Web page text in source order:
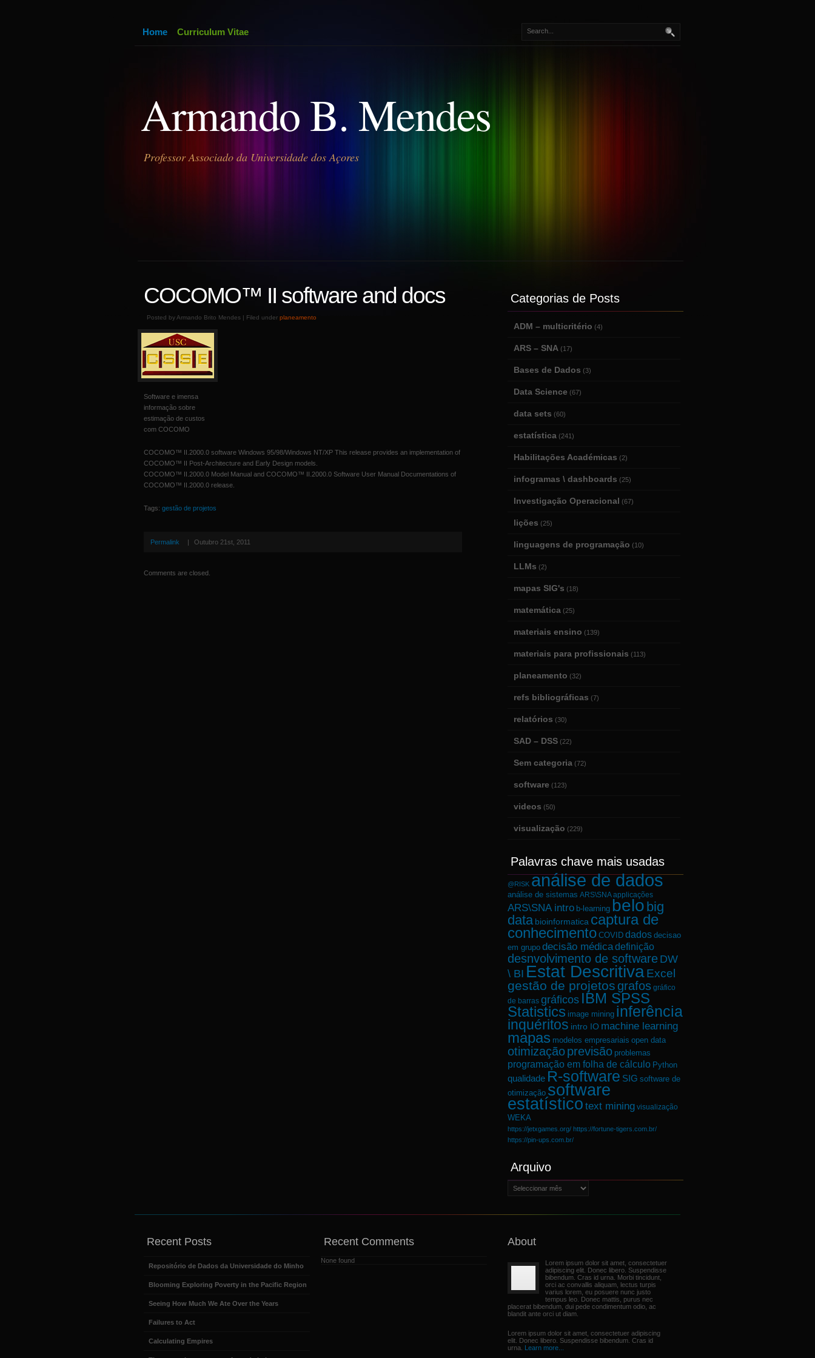
Armando B. Mendes
Professor Associado da Universidade dos Açores
Home Curriculum Vitae
COCOMO™ II software and docs
Posted by Armando Brito Mendes | Filed under planeamento
Software e imensa
informação sobre
estimação de custos
com COCOMO
COCOMO™ II.2000.0 software Windows 95/98/Windows NT/XP This release provides an implementation of
COCOMO™ II Post-Architecture and Early Design models.
COCOMO™ II.2000.0 Model Manual and COCOMO™ II.2000.0 Software User Manual Documentations of
COCOMO™ II.2000.0 release.
Tags: gestão de projetos
Permalink | Outubro 21st, 2011
Comments are closed.
Categorias de Posts
ADM – multicritério (4)
ARS – SNA (17)
Bases de Dados (3)
Data Science (67)
data sets (60)
estatística (241)
Habilitações Académicas (2)
infogramas \ dashboards (25)
Investigação Operacional (67)
lições (25)
linguagens de programação (10)
LLMs (2)
mapas SIG's (18)
matemática (25)
materiais ensino (139)
materiais para profissionais (113)
planeamento (32)
refs bibliográficas (7)
relatórios (30)
SAD – DSS (22)
Sem categoria (72)
software (123)
videos (50)
visualização (229)
Palavras chave mais usadas
@RISK análise de dados
análise de sistemas ARS\SNA applicações
ARS\SNA intro b-learning belo big
data bioinformatica captura de
conhecimento COVID dados decisao
em grupo decisão médicadefinição
desnvolvimento de software DW
\ BI Estat DescritivaExcel
gestão de projetos grafos gráfico
de barras gráficos IBM SPSS
Statistics image mining inferência
inquéritos intro IO machine learning
mapas modelos empresariais open data
otimizaçãoprevisão problemas
programação em folha de cálculo Python
qualidade R-software SIG software de
otimização software
estatístico text mining visualização
WEKA
https://jetxgames.org/ https://fortune-tigers.com.br/
https://pin-ups.com.br/
Arquivo
Arquivo
Recent Posts
Repositório de Dados da Universidade do Minho
Blooming Exploring Poverty in the Pacific Region
Seeing How Much We Ate Over the Years
Failures to Act
Calculating Empires
Recent Comments
None found
About
Lorem ipsum dolor sit amet, consectetuer
adipiscing elit. Donec libero. Suspendisse
bibendum. Cras id urna. Morbi tincidunt,
orci ac convallis aliquam, lectus turpis
varius lorem, eu posuere nunc justo
tempus leo. Donec mattis, purus nec
placerat bibendum, dui pede condimentum odio, ac
blandit ante orci ut diam.
Lorem ipsum dolor sit amet, consectetuer adipiscing
elit. Donec libero. Suspendisse bibendum. Cras id
urna. Learn more...